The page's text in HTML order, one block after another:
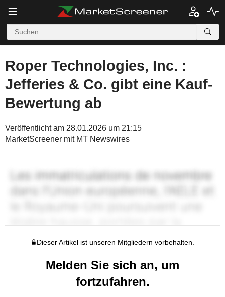
Roper Technologies, Inc. :
Jefferies & Co. gibt eine Kauf-
Bewertung ab
Veröffentlicht am 28.01.2026 um 21:15
MarketScreener mit MT Newswires
Dieser Artikel ist unseren Mitgliedern vorbehalten.
Melden Sie sich an, um
fortzufahren.